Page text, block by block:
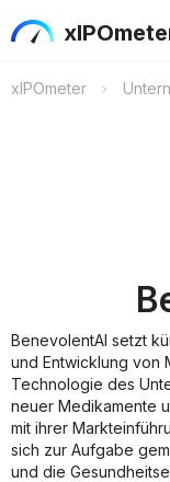
xIPOmeter
BenevolentAI setzt
und Entwicklung von
Technologie des
neuer Medikamente
mit ihrer
sich zur Aufgabe
und die